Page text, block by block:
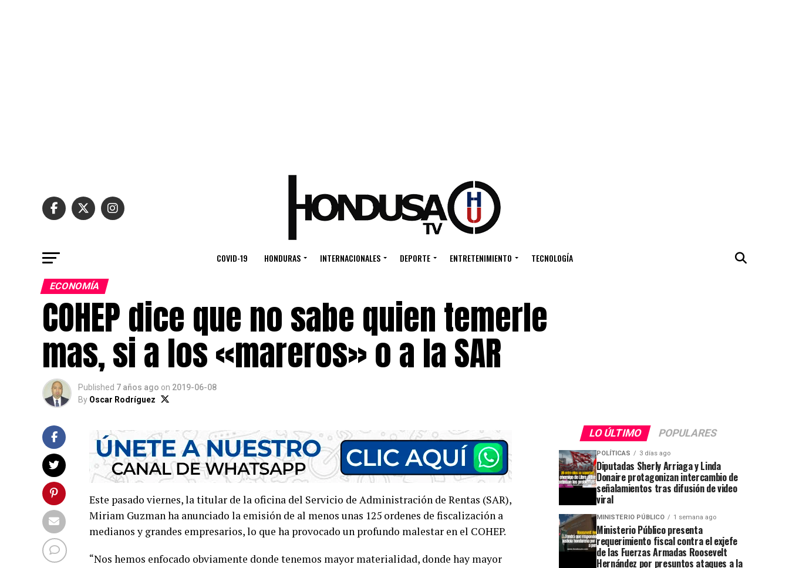
COVID-19 HONDURAS INTERNACIONALES DEPORTE ENTRETENIMIENTO TECNOLOGÍA
ECONOMÍA
COHEP dice que no sabe quien temerle
mas, si a los «mareros» o a la SAR
Published 7 años ago on 2019-06-08
By Oscar Rodríguez
Este pasado viernes, la titular de la oficina del Servicio de Administración de Rentas (SAR),
Miriam Guzman ha anunciado la emisión de al menos unas 125 ordenes de fiscalización a
medianos y grandes empresarios, lo que ha provocado un profundo malestar en el COHEP.
“Nos hemos enfocado obviamente donde tenemos mayor materialidad, donde hay mayor
LO ÚLTIMO POPULARES
POLÍTICAS 3 días ago
Diputadas Sherly Arriaga y Linda
Donaire protagonizan intercambio de
señalamientos tras difusión de video
viral
MINISTERIO PÚBLICO 1 semana ago
Ministerio Público presenta
requerimiento fiscal contra el exjefe
de las Fuerzas Armadas Roosevelt
Hernández por presuntos ataques a la